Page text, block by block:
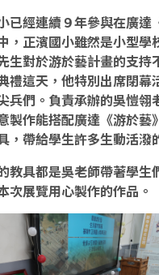
已經連續９年參與在廣達
，正濱國小雖然是小型學
生對於游於藝計畫的支持
禮這天，他特別出席閉幕
兵們。負責承辦的吳愷翎
製作能搭配廣達《游於藝
，帶給學生許多生動活潑
教具都是吳老師帶著學生
次展覽用心製作的作品。